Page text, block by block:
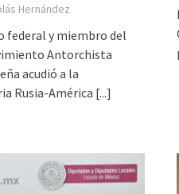
Hernández
federal y miembro del
Antorchista
acudió a la
Rusia-América [...]